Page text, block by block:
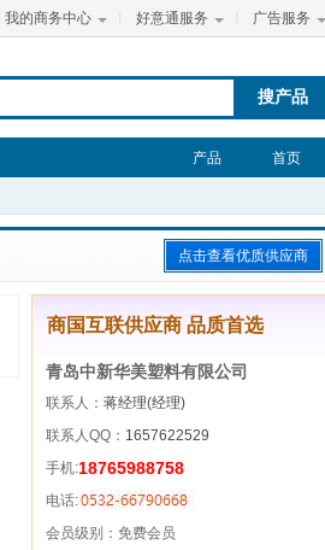
我的商务中心 好意通服务 广告服务
搜产品
首页
产品
点击查看优质供应商
商国互联供应商 品质首选
青岛中新华美塑料有限公司
联系人： 蒋经理(经理)
联系人QQ： 1657622529
手机:18765988758
电话:
会员级别： 免费会员